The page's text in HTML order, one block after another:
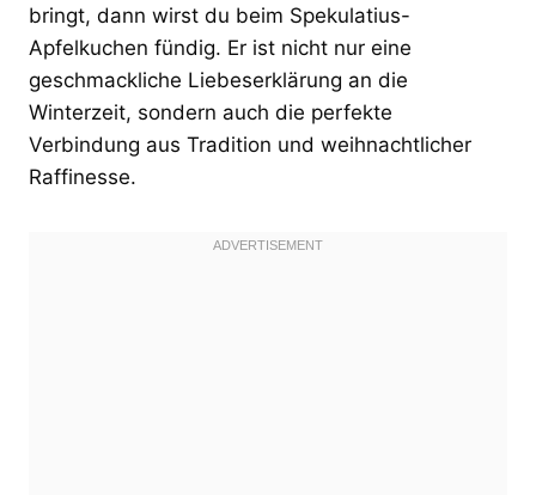
bringt, dann wirst du beim Spekulatius-
Apfelkuchen fündig. Er ist nicht nur eine
geschmackliche Liebeserklärung an die
Winterzeit, sondern auch die perfekte
Verbindung aus Tradition und weihnachtlicher
Raffinesse.